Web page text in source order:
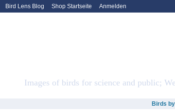
Bird Lens Blog Shop Startseite Anmelden
Images of birds for science and public;
Birds